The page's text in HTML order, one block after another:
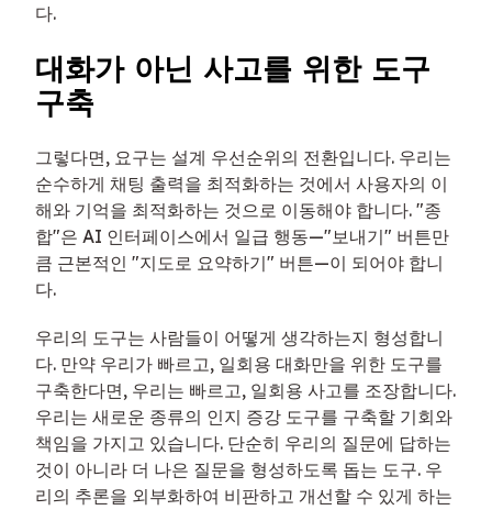
다.
대화가 아닌 사고를 위한 도구
구축
그렇다면, 요구는 설계 우선순위의 전환입니다. 우리는
순수하게 채팅 출력을 최적화하는 것에서 사용자의 이
해와 기억을 최적화하는 것으로 이동해야 합니다. "종
합"은 AI 인터페이스에서 일급 행동—"보내기" 버튼만
큼 근본적인 "지도로 요약하기" 버튼—이 되어야 합니
다.
우리의 도구는 사람들이 어떻게 생각하는지 형성합니
다. 만약 우리가 빠르고, 일회용 대화만을 위한 도구를
구축한다면, 우리는 빠르고, 일회용 사고를 조장합니다.
우리는 새로운 종류의 인지 증강 도구를 구축할 기회와
책임을 가지고 있습니다. 단순히 우리의 질문에 답하는
것이 아니라 더 나은 질문을 형성하도록 돕는 도구. 우
리의 추론을 외부화하여 비판하고 개선할 수 있게 하는